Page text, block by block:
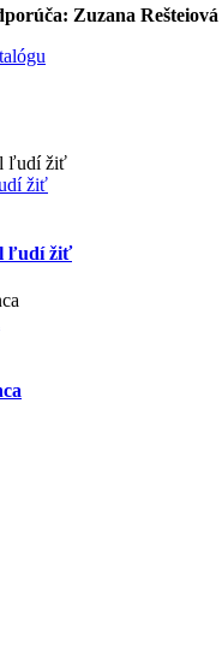
Zuzana Rešteiová
žiť
ľudí žiť